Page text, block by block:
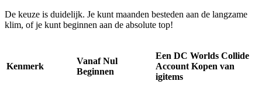
De keuze is duidelijk. Je kunt maanden besteden aan de langzame
klim, of je kunt beginnen aan de absolute top!
Kenmerk
Vanaf Nul
Beginnen
Een DC Worlds Collide
Account Kopen van
igitems